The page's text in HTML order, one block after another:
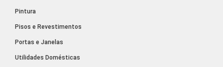
Pintura
Pisos e Revestimentos
Portas e Janelas
Utilidades Domésticas